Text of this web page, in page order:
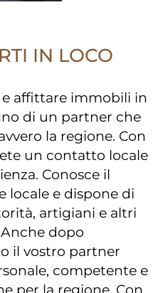
IN LOCO
e affittare immobili in
di un partner che
la regione. Con
un contatto locale
Conosce il
locale e dispone di
artigiani e altri
dopo
il vostro partner
competente e